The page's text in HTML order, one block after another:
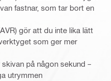
fastnar, som tar bort en
gör att du inte lika lätt
som ger mer
på någon sekund –
utrymmen